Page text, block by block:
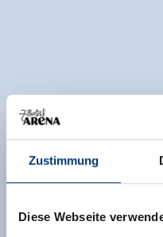
Zustimmung
Diese Webseite